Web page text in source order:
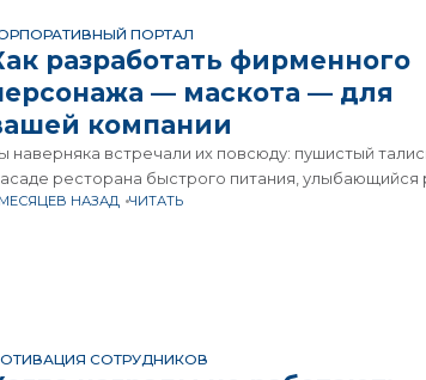
ПОРТАЛ
разработать фирменного
— маскота — для
компании
наверняка встречали их повсюду: пушистый
ресторана быстрого питания, улыбающийся
банка или даже мультяшный пряник на
НАЗАД ЧИТАТЬ
СОТРУДНИКОВ